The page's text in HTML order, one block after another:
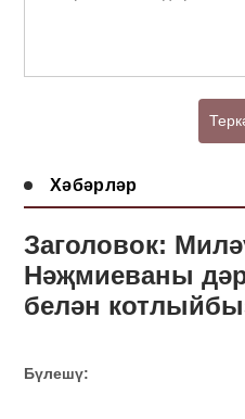
Хәбәрләр
Заголовок:
Нәҗмиеваны
белән
Бүлешү: